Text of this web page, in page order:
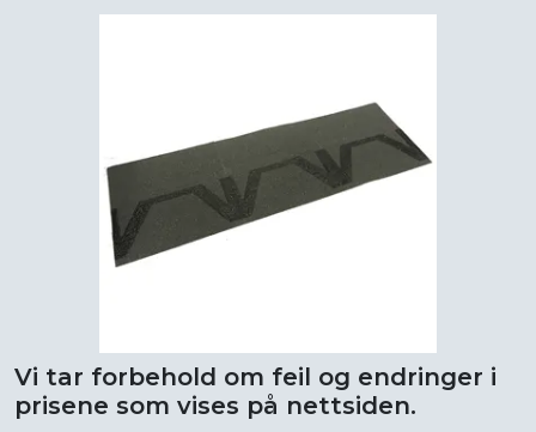
Vi tar forbehold om feil og endringer i
prisene som vises på nettsiden.